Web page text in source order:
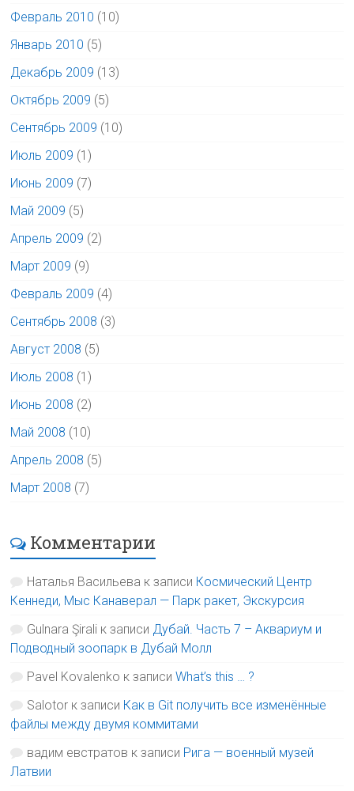
Февраль 2010 (10)
Январь 2010 (5)
Декабрь 2009 (13)
Октябрь 2009 (5)
Сентябрь 2009 (10)
Июль 2009 (1)
Июнь 2009 (7)
Май 2009 (5)
Апрель 2009 (2)
Март 2009 (9)
Февраль 2009 (4)
Сентябрь 2008 (3)
Август 2008 (5)
Июль 2008 (1)
Июнь 2008 (2)
Май 2008 (10)
Апрель 2008 (5)
Март 2008 (7)
Комментарии
Наталья Васильева к записи Космический Центр
Кеннеди, Мыс Канаверал — Парк ракет, Экскурсия
Gulnara Şirali к записи Дубай. Часть 7 – Аквариум и
Подводный зоопарк в Дубай Молл
Pavel Kovalenko к записиWhat’s this … ?
Salotor к записи Как в Git получить все изменённые
файлы между двумя коммитами
вадим евстратов к записи Рига — военный музей
Латвии